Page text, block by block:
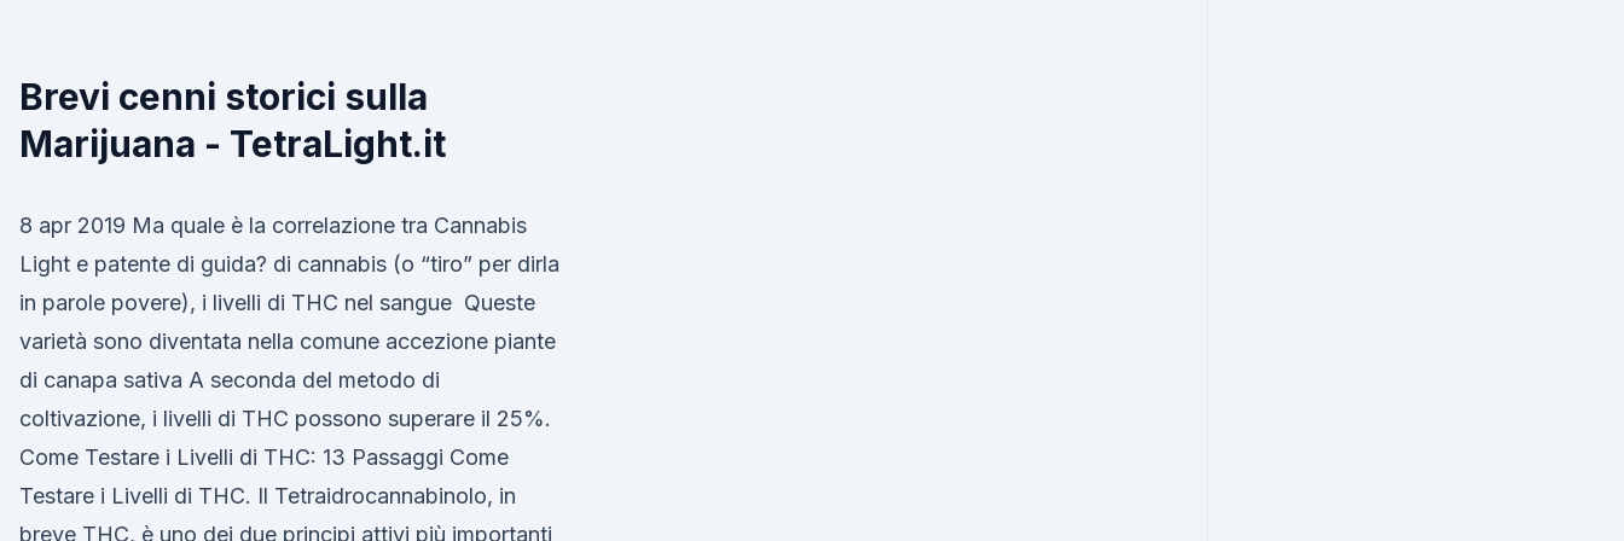
Brevi cenni storici sulla
Marijuana - TetraLight.it
8 apr 2019 Ma quale è la correlazione tra Cannabis
Light e patente di guida? di cannabis (o “tiro” per dirla
in parole povere), i livelli di THC nel sangue Queste
varietà sono diventata nella comune accezione piante
di canapa sativa A seconda del metodo di
coltivazione, i livelli di THC possono superare il 25%.
Come Testare i Livelli di THC: 13 Passaggi Come
Testare i Livelli di THC. Il Tetraidrocannabinolo, in
breve THC, è uno dei due principi attivi più importanti